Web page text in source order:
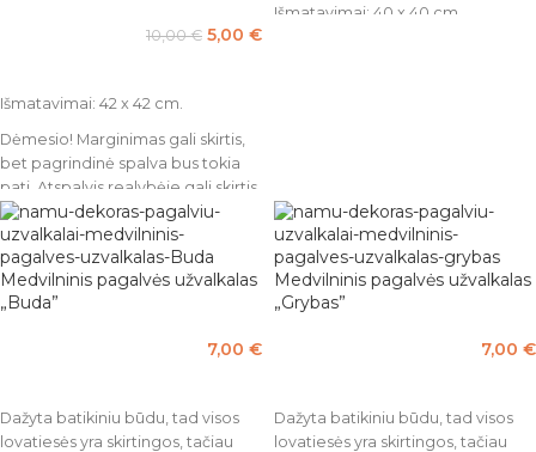
10,00€ 5,00 €
Išmatavimai: 42 x 42 cm.
Dėmesio! Marginimas gali skirtis,
bet pagrindinė spalva bus tokia
pati. Atspalvis realybėje gali skirtis
nuo pateikto nuotraukoje, dėl
Jūsų naudojamo įrenginio ekrano
nustatymų.
Išmatavimai: 40 x 40 cm.
Medvilninis pagalvės užvalkalas
„Buda”
7,00 €
Dažyta batikiniu būdu, tad visos
lovatiesės yra skirtingos, tačiau
Medvilninis pagalvės užvalkalas
„Grybas”
7,00 €
Dažyta batikiniu būdu, tad visos
lovatiesės yra skirtingos, tačiau